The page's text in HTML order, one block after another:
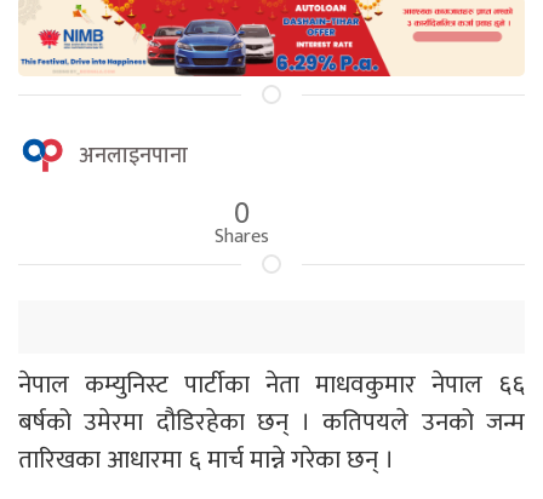
अनलाइनपाना
0
Shares
नेपाल कम्युनिस्ट पार्टीका नेता माधवकुमार नेपाल ६६
बर्षको उमेरमा दौडिरहेका छन् । कतिपयले उनको जन्म
तारिखका आधारमा ६ मार्च मान्ने गरेका छन् ।